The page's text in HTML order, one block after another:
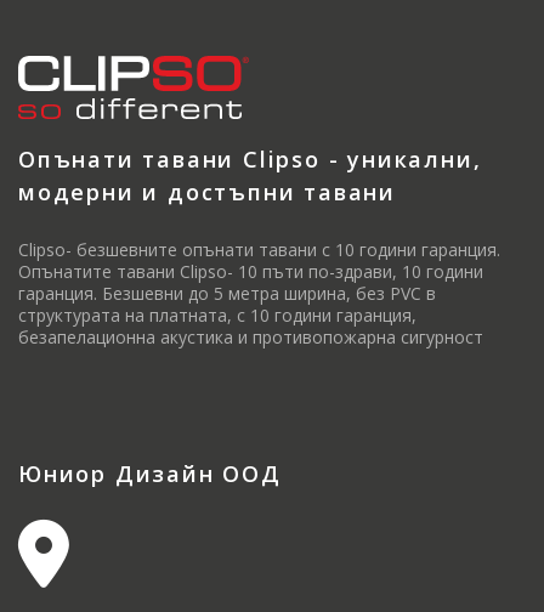
Опънати тавани Clipso - уникални,
модерни и достъпни тавани
Clipso- безшевните опънати тавани с 10 години гаранция.
Опънатите тавани Clipso- 10 пъти по-здрави, 10 години
гаранция. Безшевни до 5 метра ширина, без PVC в
структурата на платната, с 10 години гаранция,
безапелационна акустика и противопожарна сигурност
Юниор Дизайн ООД